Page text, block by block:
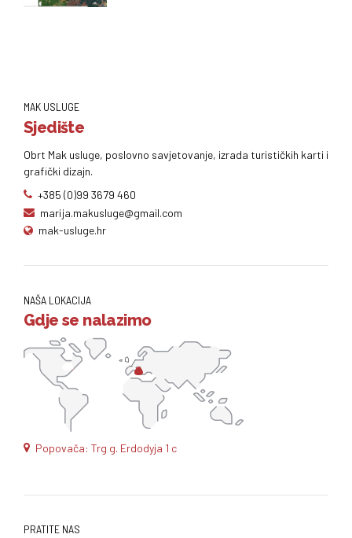
MAK USLUGE
Sjedište
Obrt Mak usluge, poslovno savjetovanje, izrada turističkih karti i
grafički dizajn.
+385 (0)99 3679 460
marija.makusluge@gmail.com
mak-usluge.hr
NAŠA LOKACIJA
Gdje se nalazimo
Popovača: Trg g. Erdodyja 1 c
PRATITE NAS